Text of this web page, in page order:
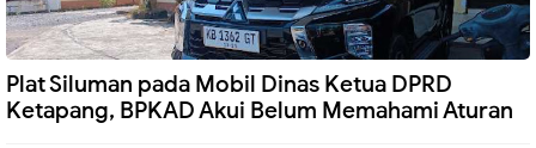
Plat Siluman pada Mobil Dinas Ketua DPRD
Ketapang, BPKAD Akui Belum Memahami Aturan